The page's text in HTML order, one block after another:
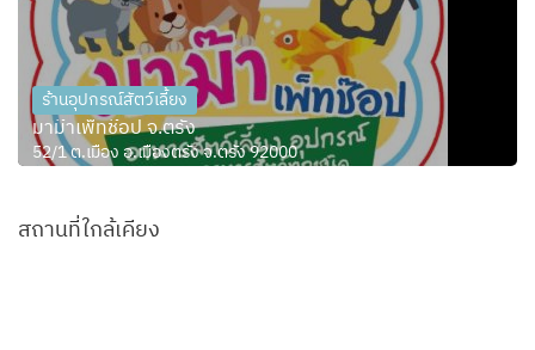
ร้านอุปกรณ์สัตว์เลี้ยง
มาม๊าเพ็ทช๊อป จ.ตรัง
52/1 ต.เมือง อ.เมืองตรัง จ.ตรัง 92000
สถานที่ใกล้เคียง